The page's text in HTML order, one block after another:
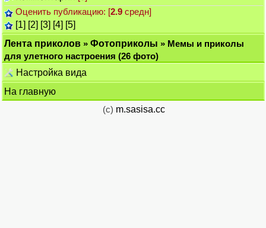
Оценить публикацию: [2.9 средн]
[1] [2] [3] [4] [5]
Лента приколов » Фотоприколы » Мемы и приколы
для улетного настроения (26 фото)
Настройка вида
На главную
(c) m.sasisa.cc